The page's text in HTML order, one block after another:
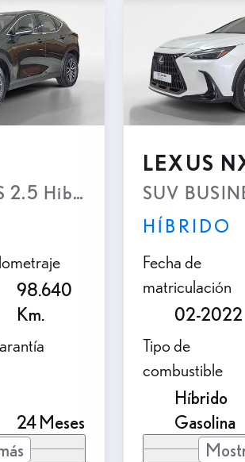
2.5 Hibrido HEV
98.640
Km.
24 Meses
LEXUS
SUV
HÍBRIDO
Fecha de
matriculación
02-2022
Tipo de
combustible
Híbrido
Gasolina